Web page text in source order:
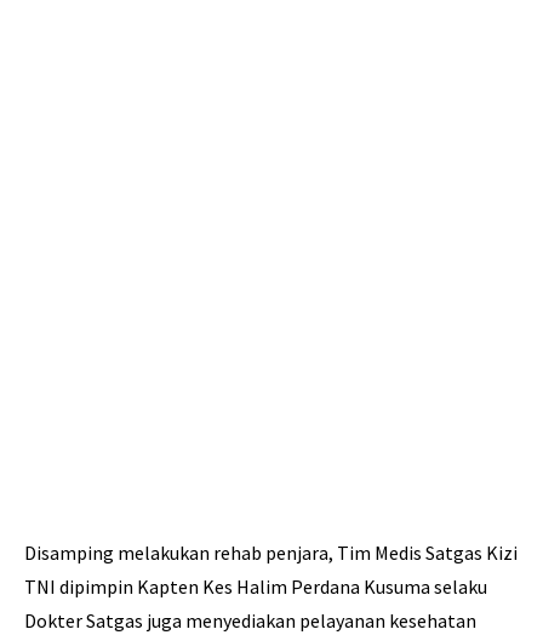
Disamping melakukan rehab penjara, Tim Medis Satgas Kizi
TNI dipimpin Kapten Kes Halim Perdana Kusuma selaku
Dokter Satgas juga menyediakan pelayanan kesehatan